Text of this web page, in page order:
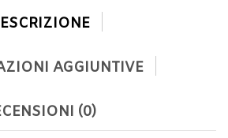
AGGIUNTIVE
(0)